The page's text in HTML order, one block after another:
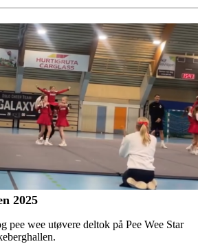
2025
pee wee utøvere deltok på Pee Wee Star